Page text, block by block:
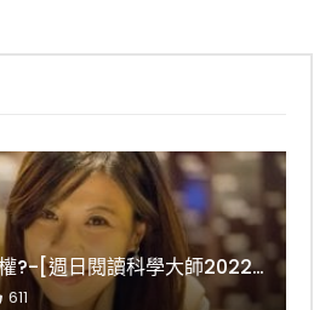
如何種樹生碳權?-[週日閱讀科學大師2022.11.06]
611